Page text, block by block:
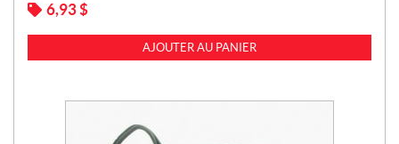
6,93$
AJOUTER AU PANIER